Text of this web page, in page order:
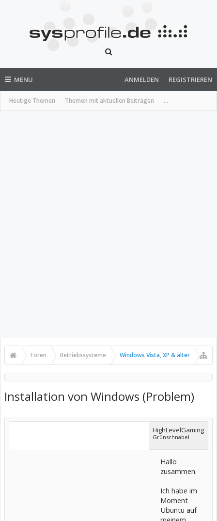
MENU
Heutige Themen Themen mit aktuellen Beiträgen ...
ANMELDEN REGISTRIEREN
Foren Betriebssysteme Windows Vista, XP & älter
Installation von Windows (Problem)
HighLevelGaming
Grünschnabel
Hallo
zusammen.
Ich habe im
Moment
Ubuntu auf